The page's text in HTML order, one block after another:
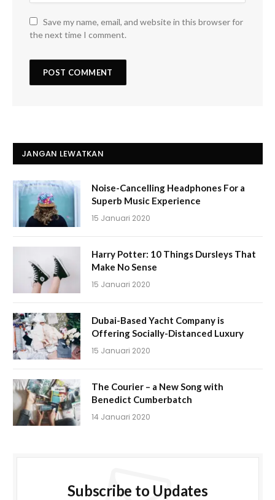
Save my name, email, and website in this browser for
the next time I comment.
JANGAN LEWATKAN
Noise-Cancelling Headphones For a
Superb Music Experience
15 Januari 2020
Harry Potter: 10 Things Dursleys That
Make No Sense
15 Januari 2020
Dubai-Based Yacht Company is
Offering Socially-Distanced Luxury
15 Januari 2020
The Courier – a New Song with
Benedict Cumberbatch
14 Januari 2020
Subscribe to Updates